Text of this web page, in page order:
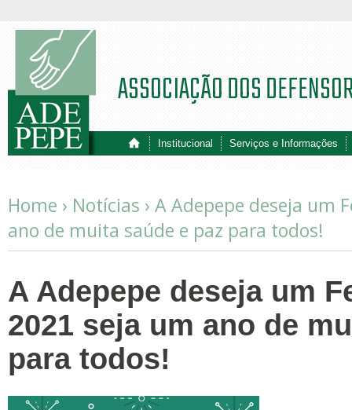
Institucional Serviços e Informações
ASSOCIAÇÃO DOS
Home › Notícias › A Adepepe deseja um
ano de muita saúde e paz para todos!
A Adepepe deseja um
2021 seja um ano de
para todos!